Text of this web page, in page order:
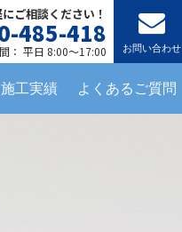
ご相談ください！
485-418
： 平日 8:00～17:00 お問い合わせ
施工実績 よくあるご質問